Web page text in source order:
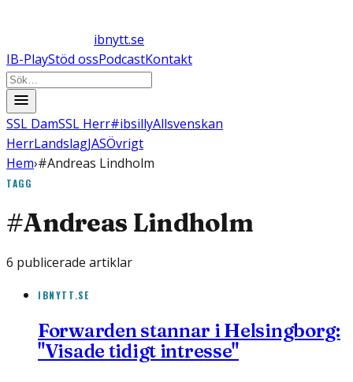
ibnytt.se
IB-PlayStöd ossPodcastKontakt
SSL DamSSL Herr#ibsillyAllsvenskan
HerrLandslagJASÖvrigt
Hem›#Andreas Lindholm
TAGG
#Andreas Lindholm
6 publicerade artiklar
IBNYTT.SE
Forwarden stannar i Helsingborg:
"Visade tidigt intresse"